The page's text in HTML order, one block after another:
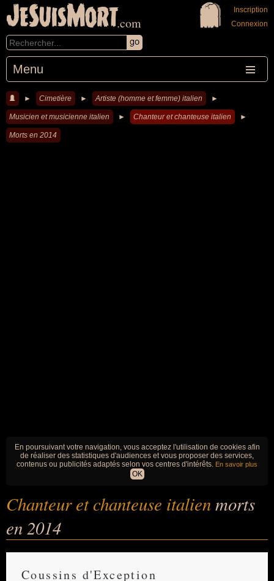
JeSuisMort.com
Menu
Inscription
Connexion
► Cimetière ► Artiste (homme et femme) italien ►
Musicien et musicienne italien ► Chanteur et chanteuse italien ►
Morts en 2014
En poursuivant votre navigation, vous acceptez l'utilisation de cookies afin
de réaliser des statistiques d'audiences et vous proposer des services,
contenus ou publicités adaptés selon vos centres d'intérêts. En savoir plus
OK
Chanteur et chanteuse italienmorts
en 2014
Coussins d'Exception